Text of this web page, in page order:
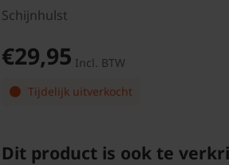
Schijnhulst
€29,95 Incl. BTW
Tijdelijk uitverkocht
Dit product is ook te